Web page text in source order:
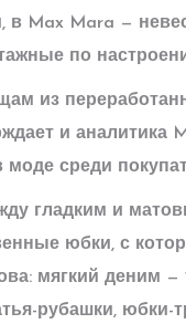
в Max Mara —
по
из
и аналитика
среди
гладким и
юбки, с
мягкий деним —
рубашки, юбки-